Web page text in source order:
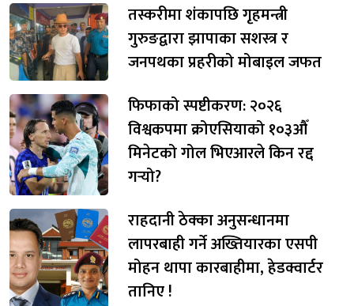
तस्करीमा शंकापछि गृहमन्त्री
गुरुङद्वारा झापाका सशस्त्र र
जनपथका प्रहरीको मोबाइल जफत
फिफाको स्पष्टीकरण: २०२६
विश्वकपमा क्रोएसियाको १०३औँ
मिनेटको गोल भिएआरले किन रद्द
गर्‍यो?
राहदानी ठेक्का अनुसन्धानमा
लापरबाही गर्ने अख्तियारका एसपी
मोहन थापा कारबाहीमा, हेडक्वार्टर
तानिए !